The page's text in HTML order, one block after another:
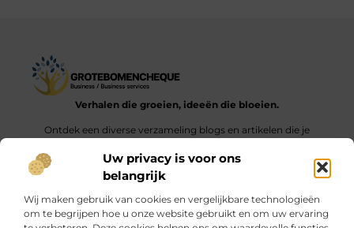
Uw privacy is voor ons
belangrijk
Wij maken gebruik van cookies en vergelijkbare technologieën
om te begrijpen hoe u onze website gebruikt en om uw ervaring
Verhalen die groeien, ideeën die bloeien.
Ontdek een diverse verzameling blogs en artikelen die je
dagelijks leven.